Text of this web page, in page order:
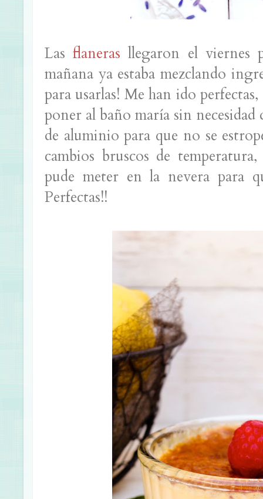
Lasflaneras llegaron el viernes
mañana ya estaba mezclando
para usarlas! Me han ido
poner al baño maría sin
de aluminio para que no se
cambios bruscos de
pude meter en la nevera para
Perfectas!!